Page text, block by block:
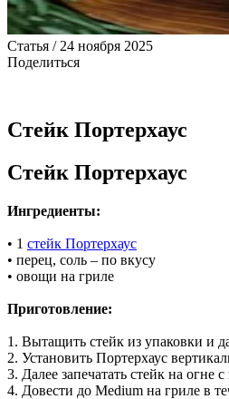
Статья / 24 ноября 2025
Поделиться
Стейк Портерхаус
Стейк Портерхаус
Ингредиенты:
• 1 стейк Портерхаус
• перец, соль – по вкусу
• овощи на гриле
Приготовление:
1. Вытащить стейк из упаковки и
2. Установить Портерхаус
3. Далее запечатать стейк на
4. Довести до Medium на гриле в